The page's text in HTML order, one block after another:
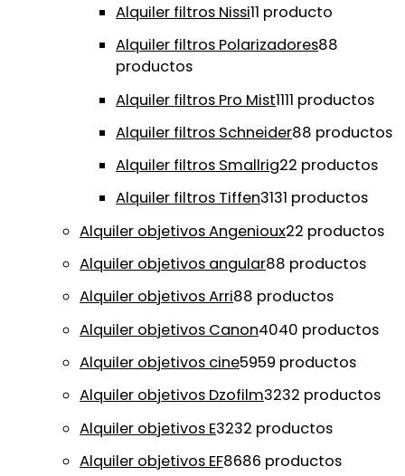
Alquiler filtros Nissi11 producto
Alquiler filtros Polarizadores88
productos
Alquiler filtros Pro Mist1111 productos
Alquiler filtros Schneider88 productos
Alquiler filtros Smallrig22 productos
Alquiler filtros Tiffen3131 productos
Alquiler objetivos Angenioux22 productos
Alquiler objetivos angular88 productos
Alquiler objetivos Arri88 productos
Alquiler objetivos Canon4040 productos
Alquiler objetivos cine5959 productos
Alquiler objetivos Dzofilm3232 productos
Alquiler objetivos E3232 productos
Alquiler objetivos EF8686 productos